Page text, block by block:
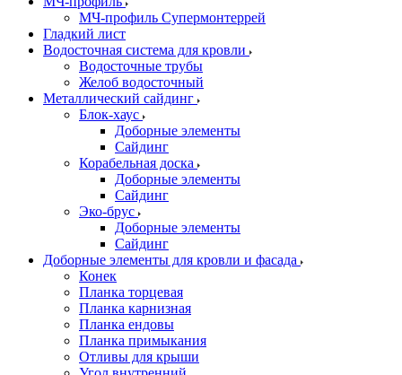
МЧ-профиль Супермонтеррей
Гладкий лист
Водосточная система для кровли
Водосточные трубы
Желоб водосточный
Металлический сайдинг
Блок-хаус
Доборные элементы
Сайдинг
Корабельная доска
Доборные элементы
Сайдинг
Эко-брус
Доборные элементы
Сайдинг
Доборные элементы для кровли и фасада
Конек
Планка торцевая
Планка карнизная
Планка ендовы
Планка примыкания
Отливы для крыши